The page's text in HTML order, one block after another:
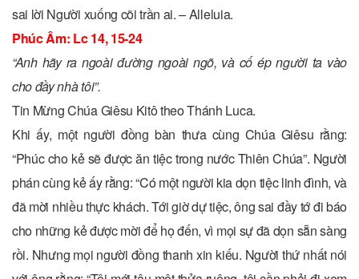
sai lời Người xuống cõi trần ai. – Alleluia.
Phúc Âm: Lc 14, 15-24
“Anh hãy ra ngoài đường ngoài ngõ, và cố ép người ta vào
cho đầy nhà tôi”.
Tin Mừng Chúa Giêsu Kitô theo Thánh Luca.
Khi ấy, một người đồng bàn thưa cùng Chúa Giêsu rằng:
“Phúc cho kẻ sẽ được ăn tiệc trong nước Thiên Chúa”. Người
phán cùng kẻ ấy rằng: “Có một người kia dọn tiệc linh đình, và
đã mời nhiều thực khách. Tới giờ dự tiệc, ông sai đầy tớ đi báo
cho những kẻ được mời để họ đến, vì mọi sự đã dọn sẵn sàng
rồi. Nhưng mọi người đồng thanh xin kiếu. Người thứ nhất nói